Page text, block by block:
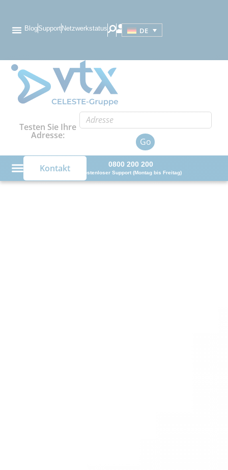
BlogSupport Netzwerkstatus DE
Testen Sie Ihre
Adresse:
Go
Kontakt 0800 200 200
Kostenloser Support (Montag bis Freitag)